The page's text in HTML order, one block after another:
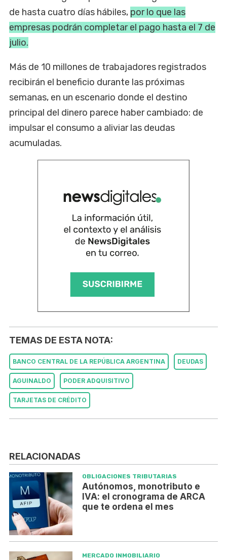
de hasta cuatro días hábiles, por lo que las
empresas podrán completar el pago hasta el 7 de
julio.
Más de 10 millones de trabajadores registrados
recibirán el beneficio durante las próximas
semanas, en un escenario donde el destino
principal del dinero parece haber cambiado: de
impulsar el consumo a aliviar las deudas
acumuladas.
TEMAS DE ESTA NOTA:
BANCO CENTRAL DE LA REPÚBLICA ARGENTINA DEUDAS
AGUINALDO PODER ADQUISITIVO
TARJETAS DE CRÉDITO
RELACIONADAS
OBLIGACIONES TRIBUTARIAS
Autónomos, monotributo e
IVA: el cronograma de ARCA
que te ordena el mes
MERCADO INMOBILIARIO